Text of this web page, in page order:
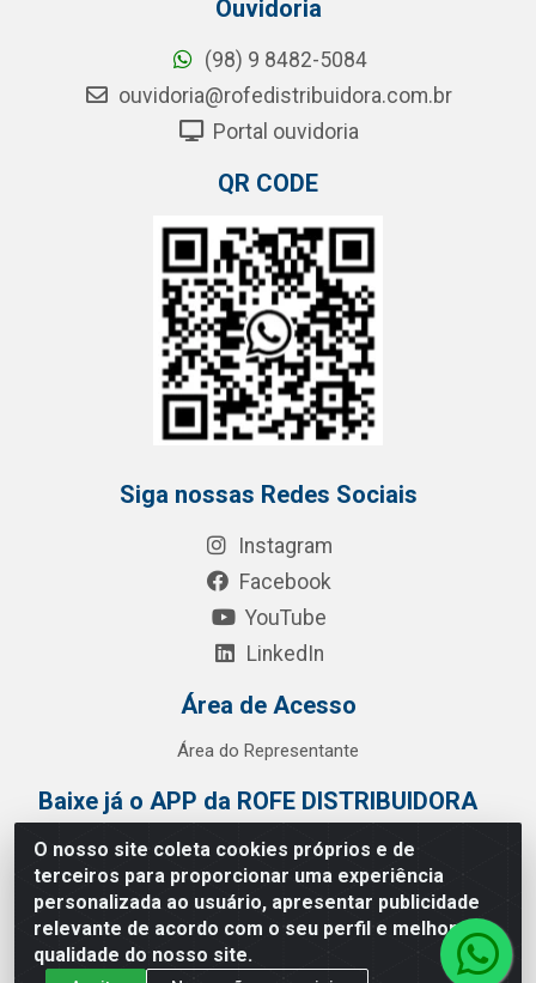
O nosso site coleta cookies próprios e de
terceiros para proporcionar uma experiência
personalizada ao usuário, apresentar publicidade
relevante de acordo com o seu perfil e melhorar a
qualidade do nosso site.
Ouvidoria
(98) 9 8482-5084
ouvidoria@rofedistribuidora.com.br
Portal ouvidoria
QR CODE
Siga nossas Redes Sociais
Instagram
Facebook
YouTube
LinkedIn
Área de Acesso
Área do Representante
Baixe já o APP da ROFE DISTRIBUIDORA